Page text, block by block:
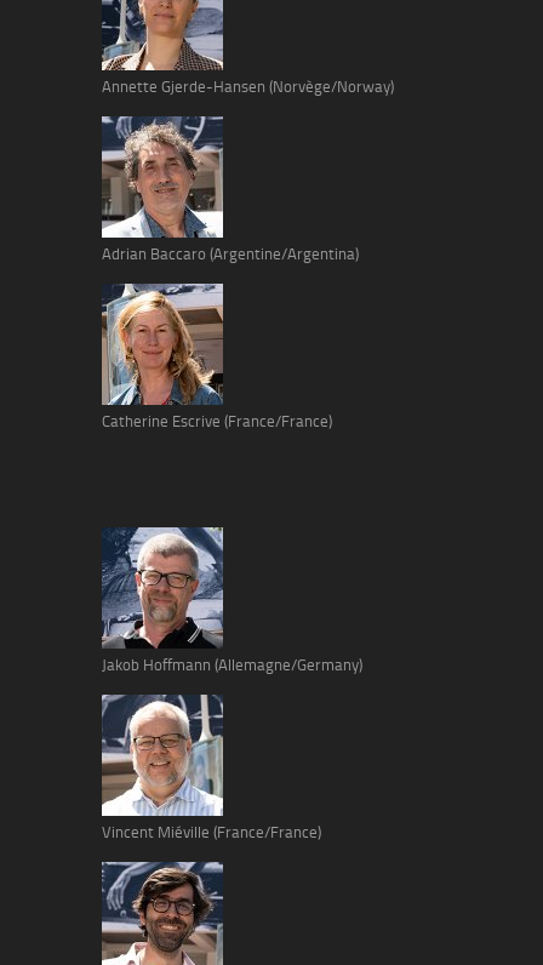
Annette Gjerde-Hansen (Norvège/Norway)
Adrian Baccaro (Argentine/Argentina)
Catherine Escrive (France/France)
Jakob Hoffmann (Allemagne/Germany)
Vincent Miéville (France/France)